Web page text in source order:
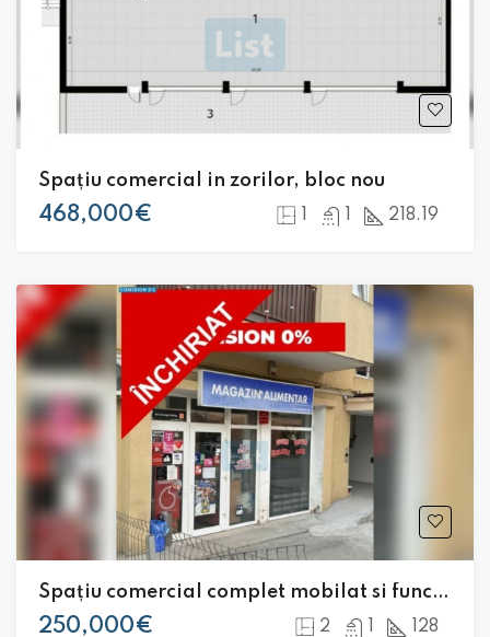
Spațiu comercial in zorilor, bloc nou
468,000€ 1 1 218.19
Spațiu comercial complet mobilat si funcțional, situat în Florești
250,000€ 2 1 128